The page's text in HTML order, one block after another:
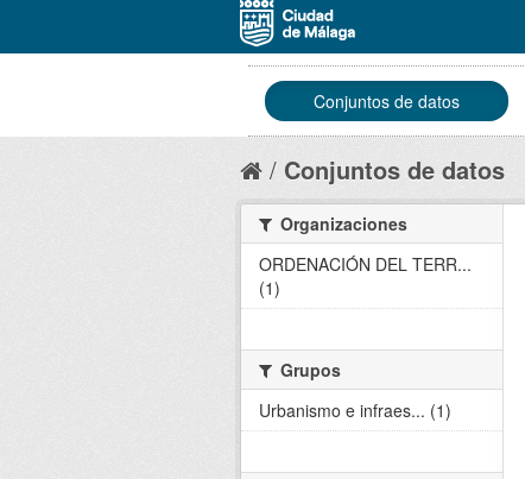
Conjuntos de datos
Conjuntos de datos
Organizaciones
ORDENACIÓN DEL TERR...
(1)
Grupos
Urbanismo e infraes... (1)